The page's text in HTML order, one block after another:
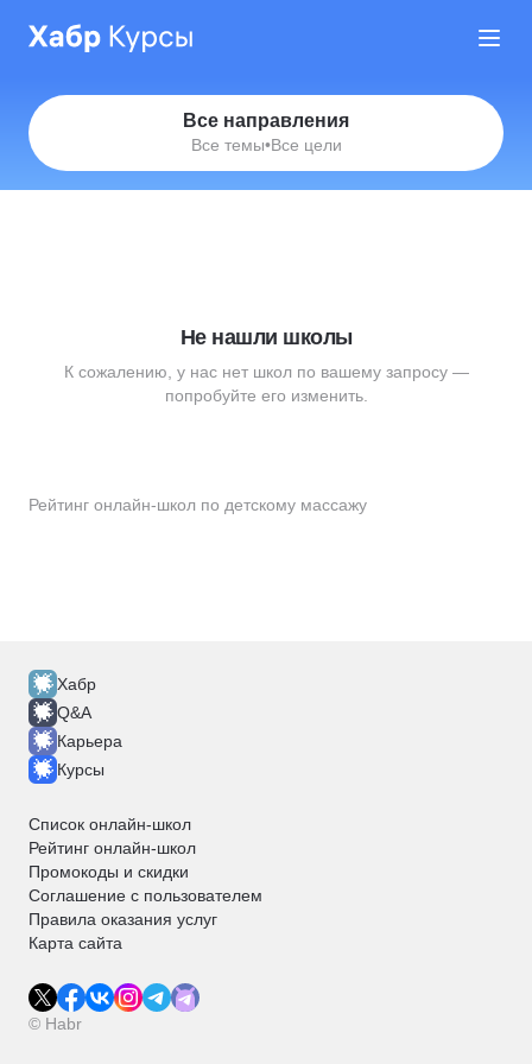
Все направления
Все темы•Все цели
Рейтинг онлайн-школ по детскому массажу
Не нашли школы
К сожалению, у нас нет школ по вашему запросу —
попробуйте его изменить.
Хабр
Q&A
Карьера
Курсы
Список онлайн-школ
Рейтинг онлайн-школ
Промокоды и скидки
Соглашение с пользователем
Правила оказания услуг
Карта сайта
© Habr